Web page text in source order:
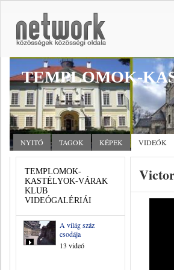
TEMPLOMOK-
NYITÓ TAGOK KÉPEK VIDEÓK
TEMPLOMOK-
KASTÉLYOK-VÁRAK
KLUB
VIDEÓGALÉRIÁI
A világ száz
csodája
13 videó